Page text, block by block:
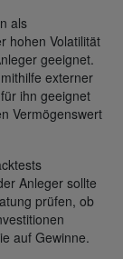
als
hohen Volatilität
geeignet.
externer
ihn geeignet
Vermögenswert
Anleger sollte
prüfen, ob
auf Gewinne.